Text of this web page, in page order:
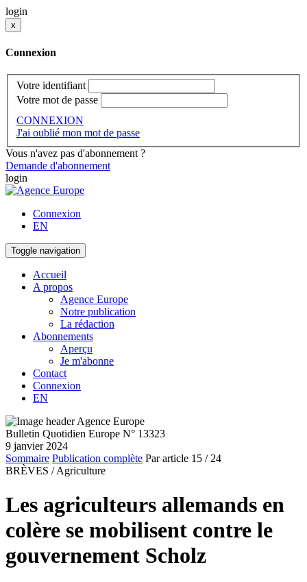
login
x
Connexion
Votre identifiant
Votre mot de passe
CONNEXION
J'ai oublié mon mot de passe
Vous n'avez pas d'abonnement ?
Demande d'abonnement
login
Connexion
EN
Toggle navigation
Accueil
A propos
Agence Europe
Notre publication
La rédaction
Abonnements
Aperçu
Je m'abonne
Contact
Connexion
EN
Bulletin Quotidien Europe N° 13323
9 janvier 2024
Sommaire Publication complète Par article 15 / 24
BRÈVES / Agriculture
Les agriculteurs allemands en
colère se mobilisent contre le
gouvernement Scholz